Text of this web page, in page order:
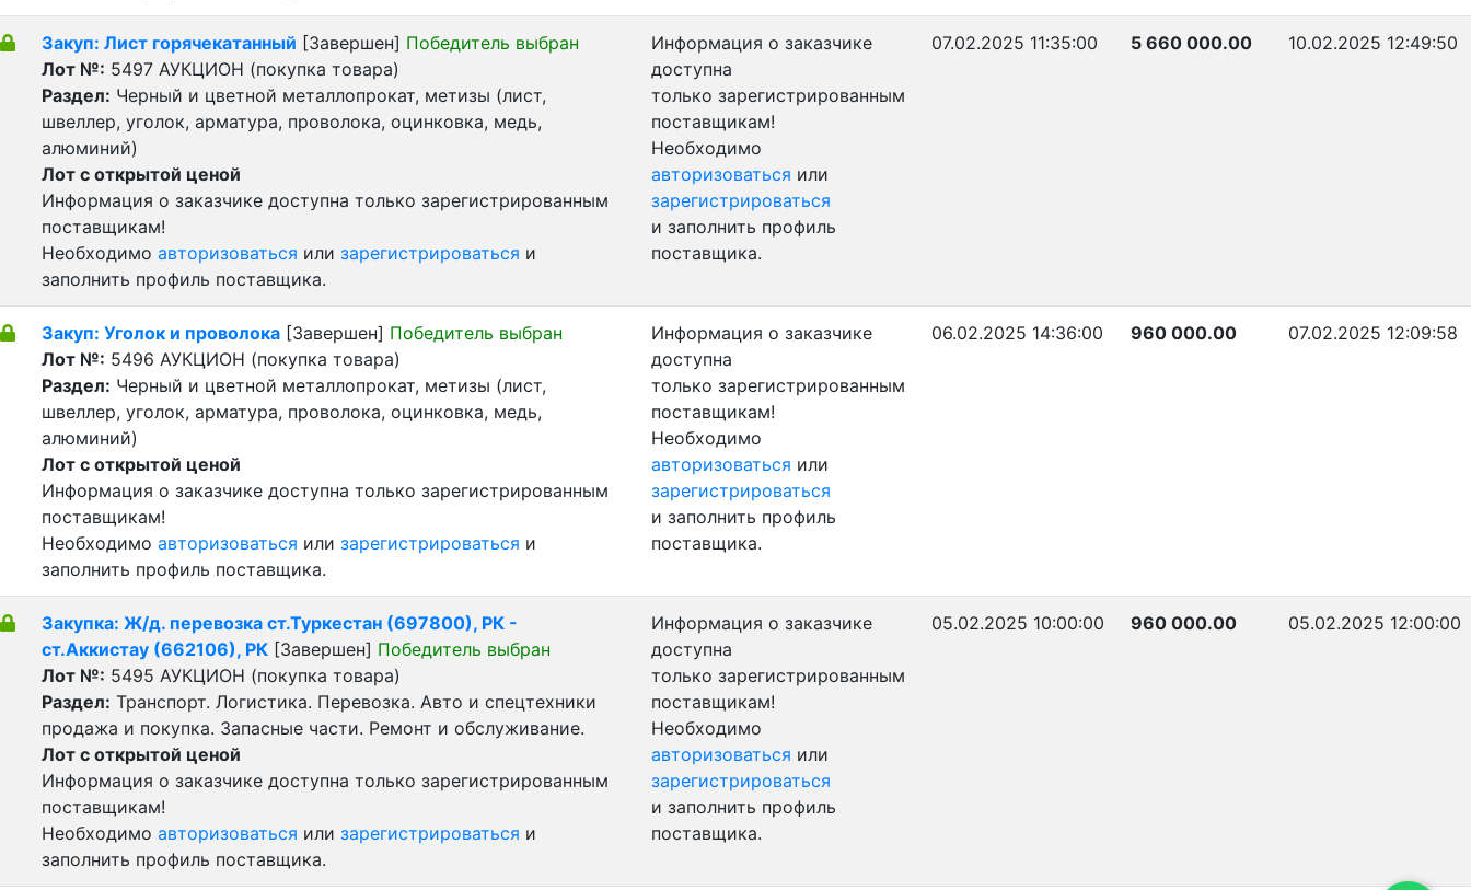
Закуп: Лист горячекатанный [Завершен] Победитель выбран
Лот №: 5497 АУКЦИОН (покупка товара)
Раздел: Черный и цветной металлопрокат, метизы (лист,
швеллер, уголок, арматура, проволока, оцинковка, медь,
алюминий)
Лот с открытой ценой
Информация о заказчике доступна только зарегистрированным
поставщикам!
Необходимо авторизоваться или зарегистрироваться и
заполнить профиль поставщика.
Информация о заказчике
доступна
только зарегистрированным
поставщикам!
Необходимо
авторизоваться или
зарегистрироваться
и заполнить профиль
поставщика.
07.02.2025 11:35:00 5 660 000.00 10.02.2025 12:49:50
Закуп: Уголок и проволока [Завершен] Победитель выбран
Лот №: 5496 АУКЦИОН (покупка товара)
Раздел: Черный и цветной металлопрокат, метизы (лист,
швеллер, уголок, арматура, проволока, оцинковка, медь,
алюминий)
Лот с открытой ценой
Информация о заказчике доступна только зарегистрированным
поставщикам!
Необходимо авторизоваться или зарегистрироваться и
заполнить профиль поставщика.
Информация о заказчике
доступна
только зарегистрированным
поставщикам!
Необходимо
авторизоваться или
зарегистрироваться
и заполнить профиль
поставщика.
06.02.2025 14:36:00 960 000.00 07.02.2025 12:09:58
Закупка: Ж/д. перевозка ст.Туркестан (697800), РК -
ст.Аккистау (662106), РК [Завершен] Победитель выбран
Лот №: 5495 АУКЦИОН (покупка товара)
Раздел: Транспорт. Логистика. Перевозка. Авто и спецтехники
продажа и покупка. Запасные части. Ремонт и обслуживание.
Лот с открытой ценой
Информация о заказчике доступна только зарегистрированным
поставщикам!
Необходимо авторизоваться или зарегистрироваться и
заполнить профиль поставщика.
Информация о заказчике
доступна
только зарегистрированным
поставщикам!
Необходимо
авторизоваться или
зарегистрироваться
и заполнить профиль
поставщика.
05.02.2025 10:00:00 960 000.00 05.02.2025 12:00:00